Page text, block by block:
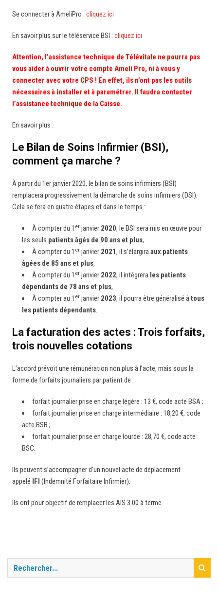
Se connecter à AmeliPro : cliquez ici
En savoir plus sur le téléservice BSI : cliquez ici
Attention, l’assistance technique de Télévitale ne pourra pas
vous aider à ouvrir votre compte Ameli Pro, ni à vous y
connecter avec votre CPS ! En effet, ils n’ont pas les outils
nécessaires à installer et à paramétrer. Il faudra contacter
l’assistance technique de la Caisse.
En savoir plus :
Le Bilan de Soins Infirmier (BSI),
comment ça marche ?
À partir du 1er janvier 2020, le bilan de soins infirmiers (BSI)
remplacera progressivement la démarche de soins infirmiers (DSI).
Cela se fera en quatre étapes et dans le temps :
À compter du 1 er janvier 2020, le BSI sera mis en œuvre pour
les seuls patients âgés de 90 ans et plus,
À compter du 1 er janvier 2021, il s’élargiraaux patients
âgées de 85 ans et plus,
À compter du 1 er janvier 2022, il intégrera les patients
dépendants de 78 ans et plus,
À compter au 1 er janvier 2023, il pourra être généralisé àtous
les patients dépendants.
La facturation des actes : Trois forfaits,
trois nouvelles cotations
L’accord prévoit une rémunération non plus à l’acte, mais sous la
forme de forfaits journaliers par patient de :
forfait journalier prise en charge légère : 13 €, code acte BSA ;
forfait journalier prise en charge intermédiaire : 18,20 €, code
acte BSB ;
forfait journalier prise en charge lourde : 28,70 €, code acte
BSC.
Ils peuvent s’accompagner d’un nouvel acte de déplacement
appelé
IFI (Indemnité Forfaitaire Infirmier).
Ils ont pour objectif de remplacer les AIS 3.00 à terme.